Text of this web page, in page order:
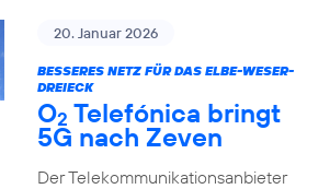
20. Januar 2026
BESSERES NETZ FÜR DAS ELBE-WESER-
DREIECK
O2 Telefónica bringt
5G nach Zeven
Der Telekommunikationsanbieter